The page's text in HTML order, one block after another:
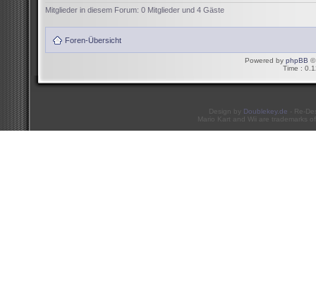
Mitglieder in diesem Forum: 0 Mitglieder und 4 Gäste
Foren-Übersicht
Powered by phpBB ©
Time :
Design by Doublekey.de - Re-
Mario Kart and Wii are trademarks